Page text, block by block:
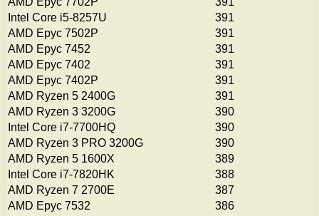
Intel Core i5-8257U
391
AMD Epyc 7502P
391
AMD Epyc 7452
391
AMD Epyc 7402
391
AMD Epyc 7402P
391
AMD Ryzen 5 2400G
391
AMD Ryzen 3 3200G
390
Intel Core i7-7700HQ
390
AMD Ryzen 3 PRO 3200G
390
AMD Ryzen 5 1600X
389
Intel Core i7-7820HK
388
AMD Ryzen 7 2700E
387
AMD Epyc 7532
386